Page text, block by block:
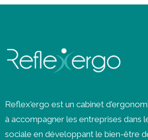
Reflex'ergo est un cabinet
à accompagner les entreprises dans
sociale en développant le bien-être